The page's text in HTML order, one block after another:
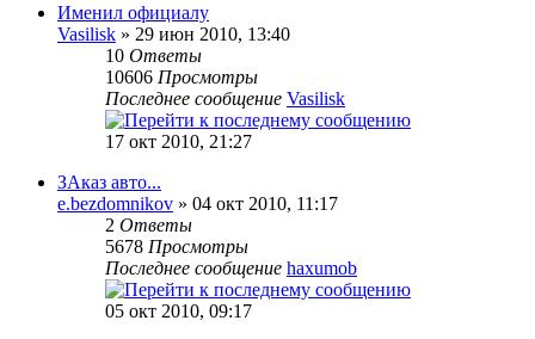
Именил официалу
Vasilisk » 29 июн 2010, 13:40
10 Ответы
10606 Просмотры
Последнее сообщение Vasilisk
17 окт 2010, 21:27
ЗАказ авто...
e.bezdomnikov » 04 окт 2010, 11:17
2 Ответы
5678 Просмотры
Последнее сообщение haxumob
05 окт 2010, 09:17